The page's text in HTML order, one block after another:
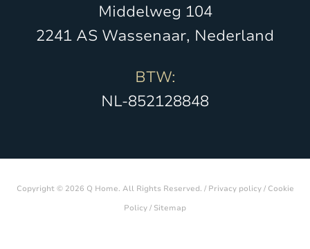
Middelweg 104
2241 AS Wassenaar, Nederland
BTW:
NL-852128848
Copyright © 2026 Q Home. All Rights Reserved. / Privacy policy/ Cookie
Policy / Sitemap